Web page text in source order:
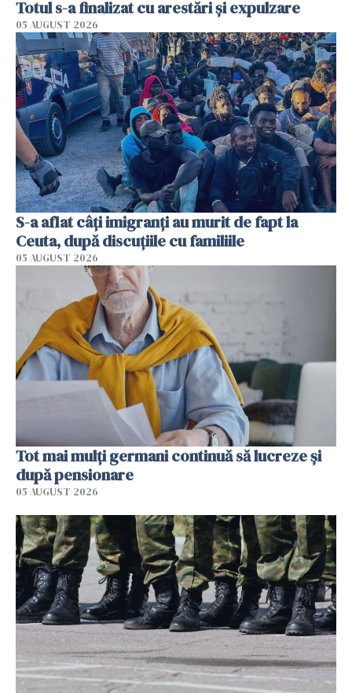
Totul s-a finalizat cu arestări și expulzare
05 AUGUST 2026
S-a aflat câți imigranți au murit de fapt la
Ceuta, după discuțiile cu familiile
05 AUGUST 2026
Tot mai mulți germani continuă să lucreze și
după pensionare
05 AUGUST 2026